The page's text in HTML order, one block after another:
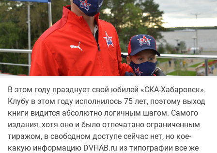
В этом году празднует свой юбилей «СКА-Хабаровск».
Клубу в этом году исполнилось 75 лет, поэтому выход
книги видится абсолютно логичным шагом. Самого
издания, хотя оно и было отпечатано ограниченным
тиражом, в свободном доступе сейчас нет, но кое-
какую информацию DVHAB.ru из типографии все же